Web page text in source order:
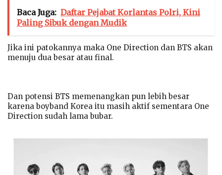
Baca Juga: Daftar Pejabat Korlantas Polri, Kini
Paling Sibuk dengan Mudik
Jika ini patokannya maka One Direction dan BTS akan
menuju dua besar atau final.
Dan potensi BTS memenangkan pun lebih besar
karena boyband Korea itu masih aktif sementara One
Direction sudah lama bubar.